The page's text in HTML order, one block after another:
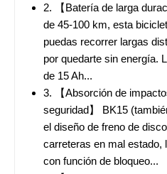
2. 【Batería de larga
de 45-100 km, esta
puedas recorrer largas
por quedarte sin energía.
de 15 Ah...
3. 【Absorción de
seguridad】 BK15
el diseño de freno de
carreteras en mal estado,
con función de bloqueo...